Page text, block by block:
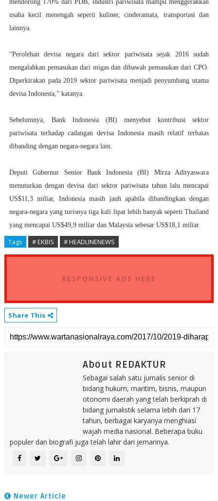
mendorong 170% dari PDB, industri pariwisata mampu menggerakkan
usaha kecil menengah seperti kuliner, cinderamata, transportasi dan
lainnya.
“Perolehan devisa negara dari sektor pariwisata sejak 2016 sudah
mengalahkan pemasukan dari migas dan dibawah pemasukan dari CPO.
Diperkirakan pada 2019 sektor pariwisata menjadi penyumbang utama
devisa Indonesia,” katanya.
Sebelumnya, Bank Indonesia (BI) menyebut kontribusi sektor
pariwisata terhadap cadangan devisa Indonesia masih relatif terbatas
dibanding dengan negara-negara lain.
Deputi Gubernur Senior Bank Indonesia (BI) Mirza Adityaswara
menuturkan dengan devisa dari sektor pariwisata tahun lalu mencapai
US$11,3 miliar, Indonesia masih jauh apabila dibandingkan dengan
negara-negara yang turisnya tiga kali lipat lebih banyak seperti Thailand
yang mencapai US$49,9 miliar dan Malaysia sebesar US$18,1 miliar.
Tags # EKBIS # HEADLINENEWS
RESPONSIVE ADS HERE
Share This
About REDAKTUR
Sebagai salah satu jurnalis senior di
bidang hukum, maritim, bisnis, maupun
otonomi daerah yang telah berkiprah di
bidang jurnalistik selama lebih dari 17
tahun, berbagai karyanya menghiasi
wajah media nasional. Beberapa buku
populer dan biografi juga telah lahir dari jemarinya.
Newer Article